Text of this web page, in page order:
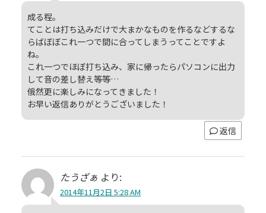
成る程。
てことは打ち込みだけで大まかなものを作るなどするな
らばぼぼこれ一つで間に合ってしまうってことですよ
ね。
これ一つでほぼ打ち込み、家に帰ったらパソコンに出力
して音の差し替え等等…
俄然更に楽しみになってきました！
お早い返信ありがとうございました！
返信
たうざぁ より:
2014年11月2日 5:28 AM